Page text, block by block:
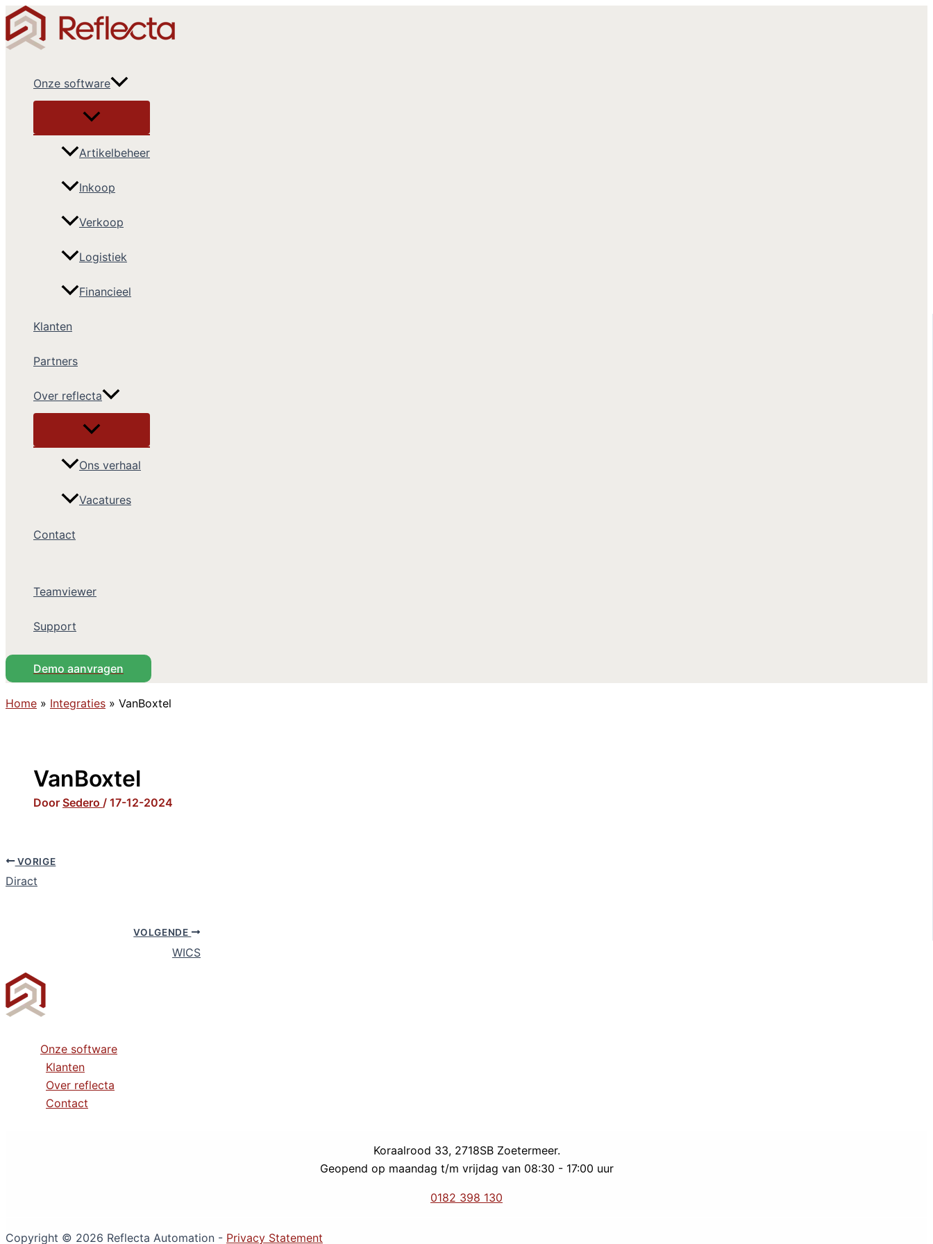
Ga
naar
de
Onze software
Artikelbeheer
Inkoop
Verkoop
Logistiek
Financieel
Klanten
Partners
Over reflecta
Ons verhaal
Vacatures
Contact
Teamviewer
Support
Demo aanvragen
Home » Integraties » VanBoxtel
VanBoxtel
Door Sedero / 17-12-2024
VORIGE
Diract
VOLGENDE
WICS
Onze software
Klanten
Over reflecta
Contact
Koraalrood 33, 2718SB Zoetermeer.
Geopend op maandag t/m vrijdag van 08:30 - 17:00 uur
0182 398 130
Copyright © 2026 Reflecta Automation - Privacy Statement